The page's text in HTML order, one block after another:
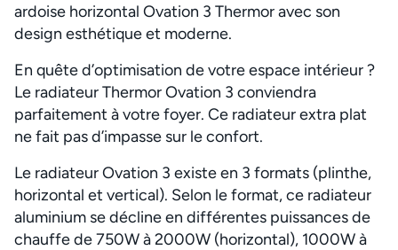
ardoise horizontal Ovation 3 Thermor avec son
design esthétique et moderne.
En quête d’optimisation de votre espace intérieur ?
Le radiateur Thermor Ovation 3 conviendra
parfaitement à votre foyer. Ce radiateur extra plat
ne fait pas d’impasse sur le confort.
Le radiateur Ovation 3 existe en 3 formats (plinthe,
horizontal et vertical). Selon le format, ce radiateur
aluminium se décline en différentes puissances de
chauffe de 750W à 2000W (horizontal), 1000W à